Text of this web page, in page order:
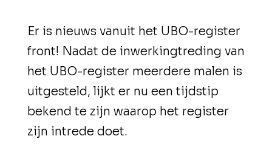
Er is nieuws vanuit het UBO-register
front! Nadat de inwerkingtreding van
het UBO-register meerdere malen is
uitgesteld, lijkt er nu een tijdstip
bekend te zijn waarop het register
zijn intrede doet.